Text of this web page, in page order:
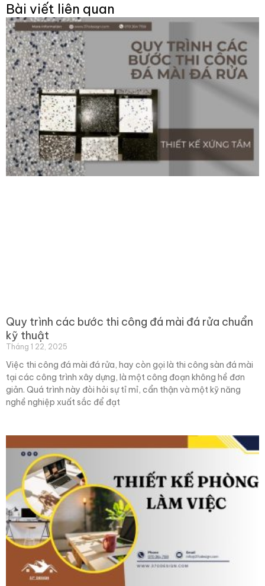
Bài viết liên quan
Quy trình các bước thi công đá mài đá rửa chuẩn
kỹ thuật
Tháng 1 22, 2025
Việc thi công đá mài đá rửa, hay còn gọi là thi công sàn đá mài
tại các công trình xây dựng, là một công đoạn không hề đơn
giản. Quá trình này đòi hỏi sự tỉ mỉ, cẩn thận và một kỹ năng
nghề nghiệp xuất sắc để đạt